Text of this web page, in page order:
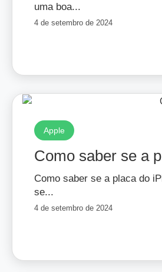
uma boa...
4 de setembro de 2024
Apple
Como saber se a
Como saber se a placa do
se...
4 de setembro de 2024